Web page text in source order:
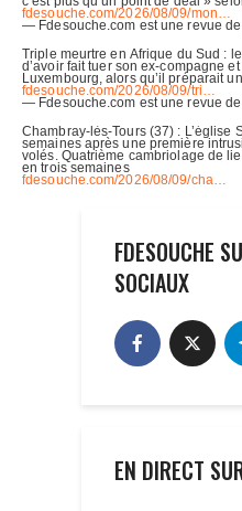
FDESOUCHE
SOCIAUX
EN DIRECT